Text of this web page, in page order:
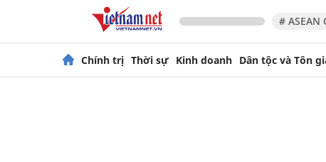
# ASEAN
Chính trị Thời sự Kinh doanh Dân tộc và Tôn